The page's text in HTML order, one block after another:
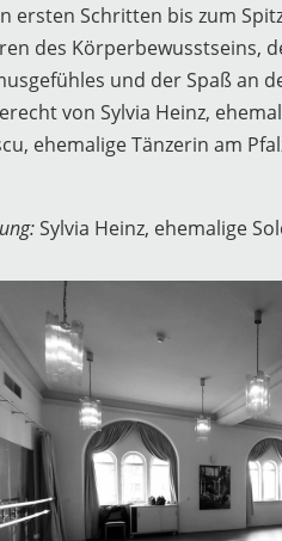
ersten Schritten bis zum
des Körperbewusstseins,
und der Spaß an
von Sylvia Heinz,
ehemalige Tänzerin am
Sylvia Heinz, ehemalige